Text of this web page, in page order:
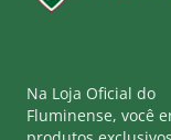
Na Loja Oficial do
Fluminense, você